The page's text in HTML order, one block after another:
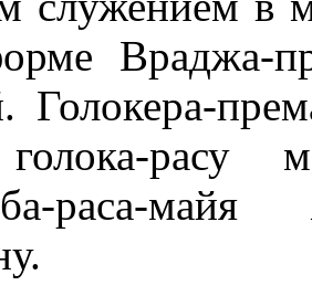
Враджа-
Голокера-
расу
раса-